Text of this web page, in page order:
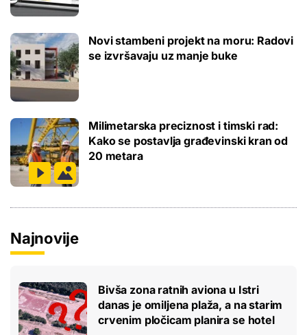
Novi stambeni projekt na moru: Radovi
se izvršavaju uz manje buke
Milimetarska preciznost i timski rad:
Kako se postavlja građevinski kran od
20 metara
Najnovije
Bivša zona ratnih aviona u Istri
danas je omiljena plaža, a na starim
crvenim pločicam planira se hotel